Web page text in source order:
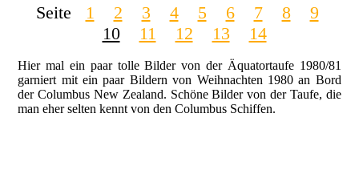
Seite 1 2 3 4 5 6 7 8
9
10
11 12 13 14
Hier mal ein paar tolle Bilder von der Äquatortaufe 1980/81
garniert mit ein paar Bildern von Weihnachten 1980 an Bord
der Columbus New Zealand. Schöne Bilder von der Taufe, die
man eher selten kennt von den Columbus Schiffen.